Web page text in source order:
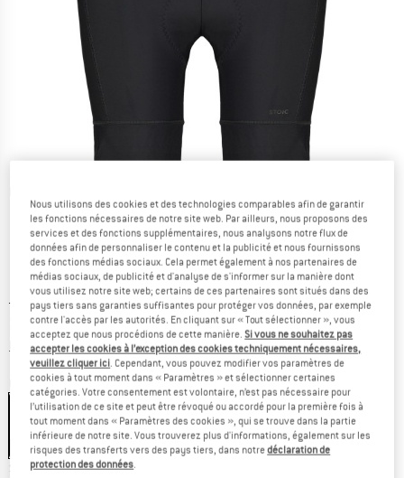
Prix initial :
109,95€
Prix:
32,99€ TVA incl.
hors Frais de livraisonInformations sur les frais de livraison. Ouvre une
Couleur:Black
-70 %
Sélectionner taille:
Nous utilisons des cookies et des technologies comparables afin de garantir
les fonctions nécessaires de notre site web. Par ailleurs, nous proposons des
services et des fonctions supplémentaires, nous analysons notre flux de
données afin de personnaliser le contenu et la publicité et nous fournissons
des fonctions médias sociaux. Cela permet également à nos partenaires de
médias sociaux, de publicité et d'analyse de s'informer sur la manière dont
vous utilisez notre site web; certains de ces partenaires sont situés dans des
pays tiers sans garanties suffisantes pour protéger vos données, par exemple
contre l'accès par les autorités. En cliquant sur « Tout sélectionner », vous
acceptez que nous procédions de cette manière.Si vous ne souhaitez pas
accepter les cookies à l’exception des cookies techniquement nécessaires,
veuillez cliquer ici. Cependant, vous pouvez modifier vos paramètres de
cookies à tout moment dans « Paramètres » et sélectionner certaines
catégories. Votre consentement est volontaire, n’est pas nécessaire pour
l’utilisation de ce site et peut être révoqué ou accordé pour la première fois à
tout moment dans « Paramètres des cookies », qui se trouve dans la partie
inférieure de notre site. Vous trouverez plus d'informations, également sur les
risques des transferts vers des pays tiers, dans notredéclaration de
protection des données.